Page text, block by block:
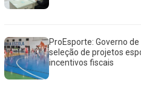
ProEsporte: Governo
seleção de projetos
incentivos fiscais